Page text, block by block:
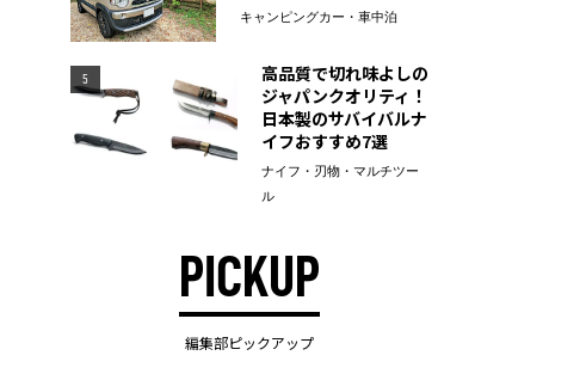
キャンピングカー・車中泊
5
高品質で切れ味よしの
ジャパンクオリティ！
日本製のサバイバルナ
イフおすすめ7選
ナイフ・刃物・マルチツー
ル
PICKUP
編集部ピックアップ